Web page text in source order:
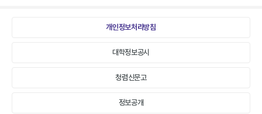
개인정보처리방침
대학정보공시
청렴신문고
정보공개